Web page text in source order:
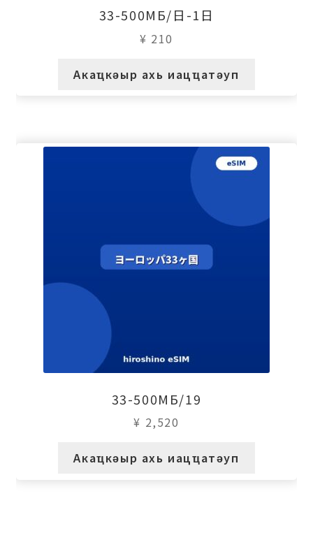
33-500МБ/日-1日
¥ 210
Акаҵкәыр ахь иацҵатәуп
33-500МБ/19
¥ 2,520
Акаҵкәыр ахь иацҵатәуп